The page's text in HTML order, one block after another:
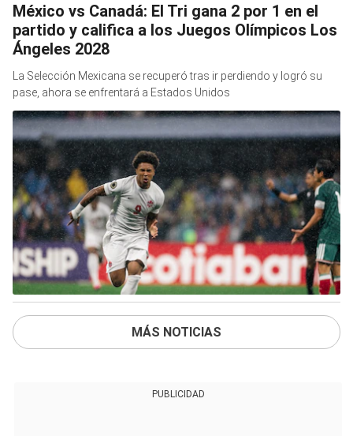
México vs Canadá: El Tri gana 2 por 1 en el
partido y califica a los Juegos Olímpicos Los
Ángeles 2028
La Selección Mexicana se recuperó tras ir perdiendo y logró su
pase, ahora se enfrentará a Estados Unidos
MÁS NOTICIAS
PUBLICIDAD